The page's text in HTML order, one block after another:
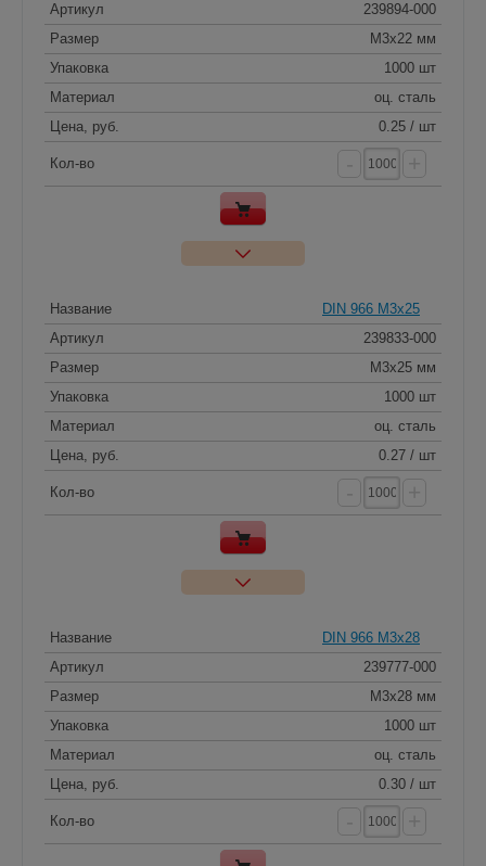
Артикул
239894-000
Размер
M3x22 мм
Упаковка
1000 шт
Материал
оц. сталь
Цена, руб.
0.25 / шт
Кол-во
Название
DIN 966 M3x25
Артикул
239833-000
Размер
M3x25 мм
Упаковка
1000 шт
Материал
оц. сталь
Цена, руб.
0.27 / шт
Кол-во
Название
DIN 966 M3x28
Артикул
239777-000
Размер
M3x28 мм
Упаковка
1000 шт
Материал
оц. сталь
Цена, руб.
0.30 / шт
Кол-во